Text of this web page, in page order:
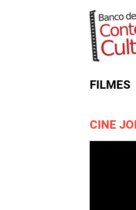
FILMES
CINE